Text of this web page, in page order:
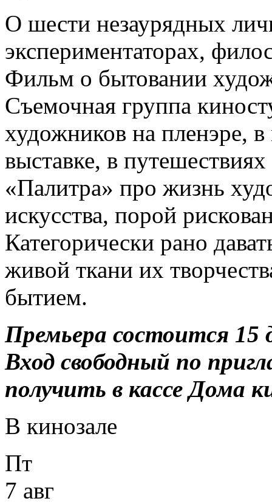
О шести незаурядных
экспериментаторах,
Фильм о бытовании
Съемочная группа
художников на пленэре, в
выставке, в
«Палитра» про жизнь
искусства, порой
Категорически рано
живой ткани их
бытием.
Премьера состоится 15
Вход свободный по
получить в кассе Дома
В кинозале
Пт
7 авг